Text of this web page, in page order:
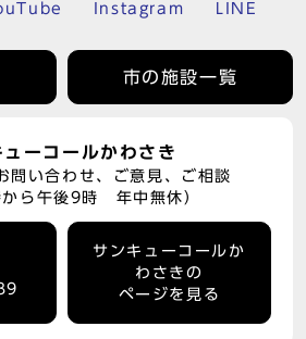
Instagram LINE
市の施設一覧
ューコールかわさき
問い合わせ、ご意見、ご相談
から午後9時 年中無休）
サンキューコールか
わさきの
ページを見る